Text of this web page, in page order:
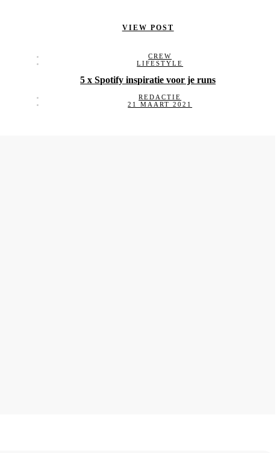
VIEW POST
CREW
LIFESTYLE
5 x Spotify inspiratie voor je runs
REDACTIE
21 MAART 2021